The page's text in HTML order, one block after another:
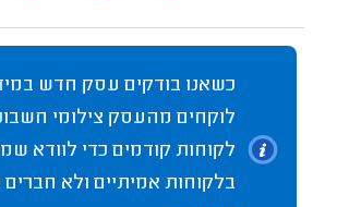
כשאנו בודקים עסק חדש
לוקחים מהעסק צילומי
לקוחות קודמים כדי לוודא
בלקוחות אמיתיים ולא חברים